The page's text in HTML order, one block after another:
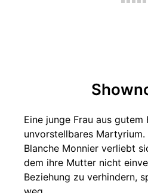
Eine junge Frau aus gutem
unvorstellbares
Blanche Monnier verliebt
dem ihre Mutter nicht
Beziehung zu verhindern,